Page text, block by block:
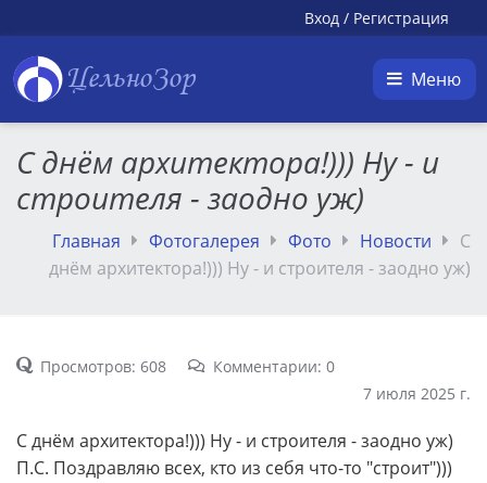
Вход / Регистрация
ЦельноЗор Меню
С днём архитектора!))) Ну - и
строителя - заодно уж)
Главная Фотогалерея Фото Новости
С
днём архитектора!))) Ну - и строителя - заодно уж)
Просмотров: 608
Комментарии: 0
7 июля 2025 г.
С днём архитектора!))) Ну - и строителя - заодно уж)
П.С. Поздравляю всех, кто из себя что-то "строит")))